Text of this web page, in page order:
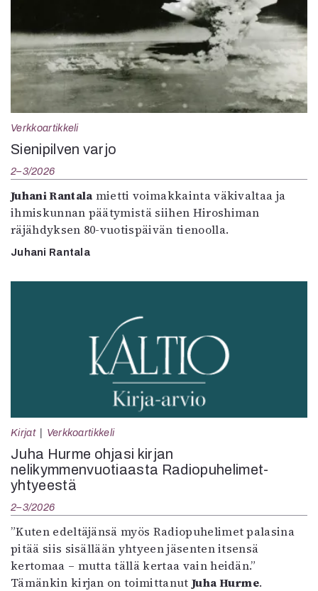
Verkkoartikkeli
Sienipilven varjo
2–3/2026
Juhani Rantala mietti voimakkainta väkivaltaa ja
ihmiskunnan päätymistä siihen Hiroshiman
räjähdyksen 80-vuotispäivän tienoolla.
Juhani Rantala
Kirjat Verkkoartikkeli
Juha Hurme ohjasi kirjan
nelikymmenvuotiaasta Radiopuhelimet-
yhtyeestä
2–3/2026
”Kuten edeltäjänsä myös Radiopuhelimet palasina
pitää siis sisällään yhtyeen jäsenten itsensä
kertomaa – mutta tällä kertaa vain heidän.”
Tämänkin kirjan on toimittanut Juha Hurme.